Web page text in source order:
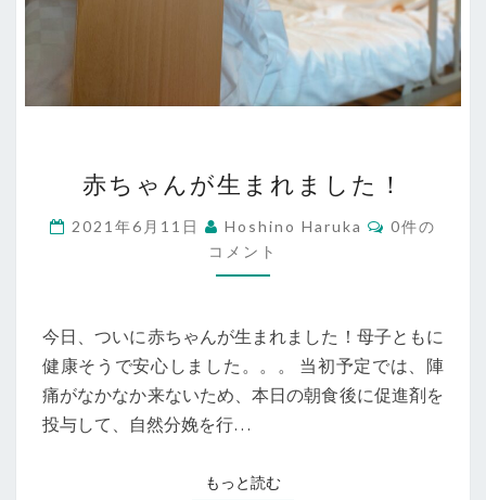
ち
ゃ
ん
が
ま
れ
ま
し
赤ちゃんが生まれました！
2021年6月11日 Hoshino Haruka
コ
メ
0件の
コメント
今日、ついに赤ちゃんが生まれました！母子ともに
健康そうで安心しました。。。 当初予定では、陣
痛がなかなか来ないため、本日の朝食後に促進剤を
投与して、自然分娩を行…
もっと読むもっと読む